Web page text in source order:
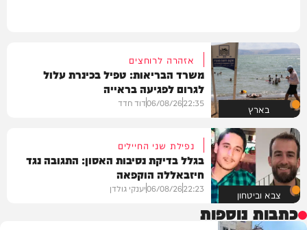
בארץ
אזהרה לרוחצים
משרד הבריאות: טפיל בכינרת עלול
לגרום לפגיעה בראייה
22:35
06/08/26דוד חדד
צבא וביטחון
נפילת שני החיילים
בגלל בדיקת נסיבות האסון: התגובה נגד
חיזבאללה הוקפאה
22:23
06/08/26יענקי גולדן
כתבות נוספות